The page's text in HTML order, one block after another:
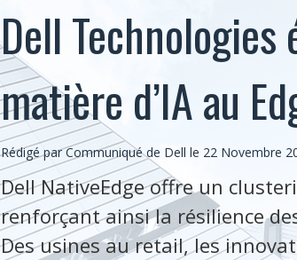
Dell
matière d’IA au
Rédigé par Communiqué de Dell le 22 Novembre
Dell NativeEdge offre un
renforçant ainsi la résilience
Des usines au retail, les